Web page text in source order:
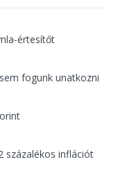
értesítőt
fogunk unatkozni
százalékos inflációt